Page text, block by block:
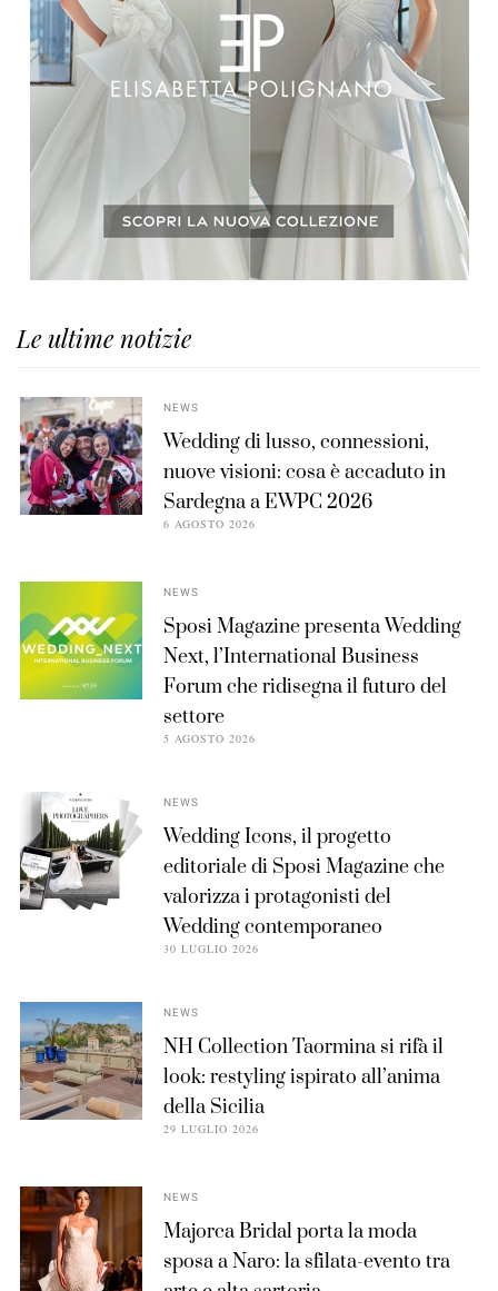
Le ultime notizie
NEWS
Wedding di lusso, connessioni,
nuove visioni: cosa è accaduto in
Sardegna a EWPC 2026
6 AGOSTO 2026
NEWS
Sposi Magazine presenta Wedding
Next, l’International Business
Forum che ridisegna il futuro del
settore
5 AGOSTO 2026
NEWS
Wedding Icons, il progetto
editoriale di Sposi Magazine che
valorizza i protagonisti del
Wedding contemporaneo
30 LUGLIO 2026
NEWS
NH Collection Taormina si rifà il
look: restyling ispirato all’anima
della Sicilia
29 LUGLIO 2026
NEWS
Majorca Bridal porta la moda
sposa a Naro: la sfilata-evento tra